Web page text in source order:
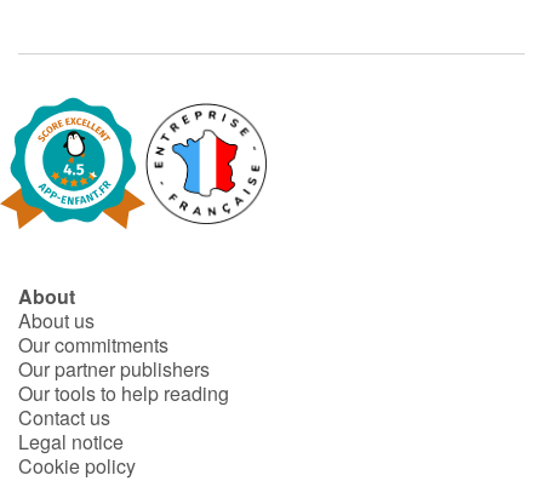
About
About us
Our commitments
Our partner publishers
Our tools to help reading
Contact us
Legal notice
Cookie policy